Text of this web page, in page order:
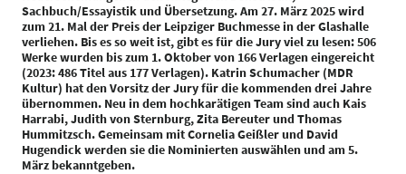
Sachbuch/Essayistik und Übersetzung. Am 27. März 2025 wird
zum 21. Mal der Preis der Leipziger Buchmesse in der Glashalle
verliehen. Bis es so weit ist, gibt es für die Jury viel zu lesen: 506
Werke wurden bis zum 1. Oktober von 166 Verlagen eingereicht
(2023: 486 Titel aus 177 Verlagen). Katrin Schumacher (MDR
Kultur) hat den Vorsitz der Jury für die kommenden drei Jahre
übernommen. Neu in dem hochkarätigen Team sind auch Kais
Harrabi, Judith von Sternburg, Zita Bereuter und Thomas
Hummitzsch. Gemeinsam mit Cornelia Geißler und David
Hugendick werden sie die Nominierten auswählen und am 5.
März bekanntgeben.